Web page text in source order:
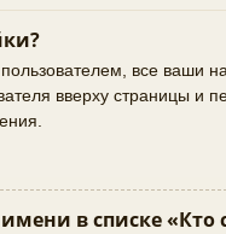
все ваши
вверху страницы и
в списке